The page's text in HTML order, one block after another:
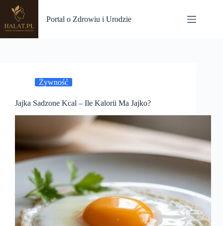
Przejdź
treści
Portal o Zdrowiu i Urodzie
Żywność
Jajka Sadzone Kcal – Ile Kalorii Ma Jajko?